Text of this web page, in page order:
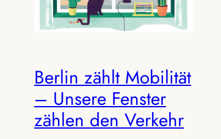
Berlin zählt Mobilität
– Unsere Fenster
zählen den Verkehr